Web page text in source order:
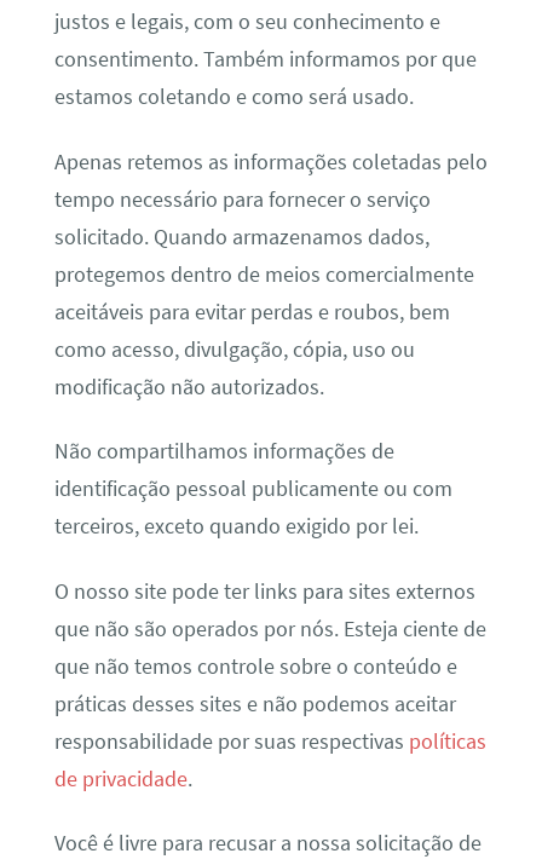
justos e legais, com o seu conhecimento e
consentimento. Também informamos por que
estamos coletando e como será usado.
Apenas retemos as informações coletadas pelo
tempo necessário para fornecer o serviço
solicitado. Quando armazenamos dados,
protegemos dentro de meios comercialmente
aceitáveis ​​para evitar perdas e roubos, bem
como acesso, divulgação, cópia, uso ou
modificação não autorizados.
Não compartilhamos informações de
identificação pessoal publicamente ou com
terceiros, exceto quando exigido por lei.
O nosso site pode ter links para sites externos
que não são operados por nós. Esteja ciente de
que não temos controle sobre o conteúdo e
práticas desses sites e não podemos aceitar
responsabilidade por suas respectivas políticas
de privacidade.
Você é livre para recusar a nossa solicitação de